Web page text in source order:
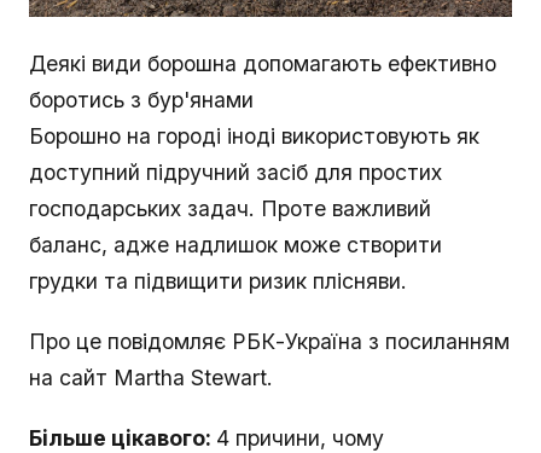
Деякі види борошна допомагають ефективно
боротись з бур'янами
Борошно на городі іноді використовують як
доступний підручний засіб для простих
господарських задач. Проте важливий
баланс, адже надлишок може створити
грудки та підвищити ризик плісняви.
Про це повідомляє РБК-Україна з посиланням
на сайт Martha Stewart.
Більше цікавого: 4 причини, чому